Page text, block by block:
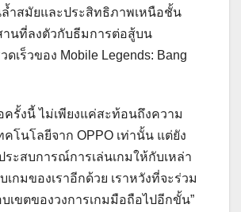
ล้ำสมัยและประสิทธิภาพเหนือชั้น
านที่ลงตัวกับธีมการต่อสู้บน
เร็วของ Mobile Legends: Bang
ครั้งนี้ ไม่เพียงแค่สะท้อนถึงความ
คโนโลยีจาก OPPO เท่านั้น แต่ยัง
ระสบการณ์การเล่นเกมให้กับเหล่า
กมของเราอีกด้วย เราหวังที่จะร่วม
เขตของวงการเกมมือถือไปอีกขั้น”